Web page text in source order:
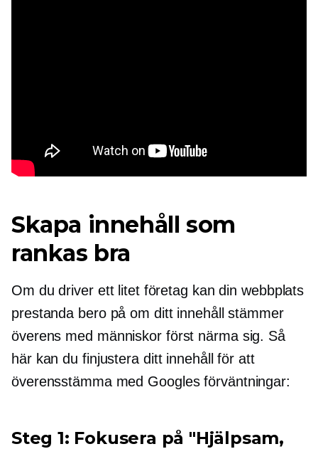
Skapa innehåll som
rankas bra
Om du driver ett litet företag kan din webbplats
prestanda bero på om ditt innehåll stämmer
överens med människor först närma sig. Så
här kan du finjusteraditt innehåll för att
överensstämma med Googles förväntningar:
Steg 1: Fokusera på "Hjälpsam,